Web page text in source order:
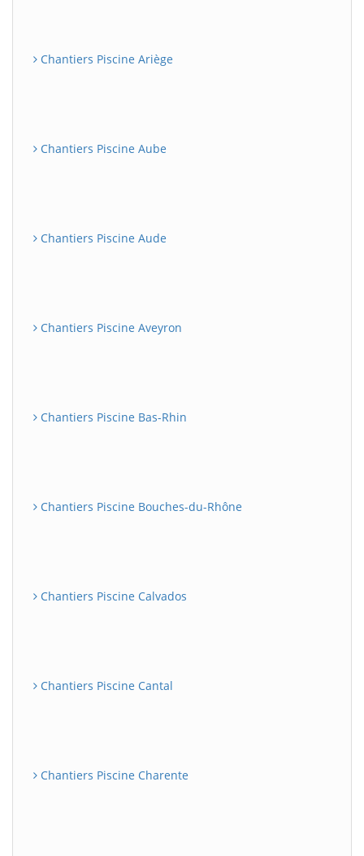
Chantiers Piscine Ariège
Chantiers Piscine Aube
Chantiers Piscine Aude
Chantiers Piscine Aveyron
Chantiers Piscine Bas-Rhin
Chantiers Piscine Bouches-du-Rhône
Chantiers Piscine Calvados
Chantiers Piscine Cantal
Chantiers Piscine Charente